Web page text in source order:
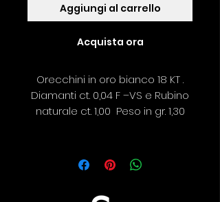
Aggiungi al carrello
Acquista ora
Orecchini in oro bianco 18 KT .
Diamanti ct. 0,04 F –VS e Rubino
naturale ct. 1,00 Peso in gr. 1,30